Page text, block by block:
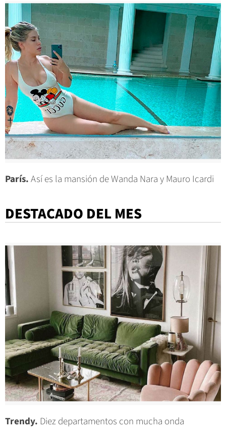
París.Así es la mansión de Wanda Nara y Mauro Icardi
DESTACADO DEL MES
Trendy. Diez departamentos con mucha onda